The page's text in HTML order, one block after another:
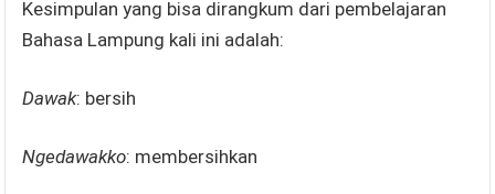
Kesimpulan yang bisa dirangkum dari pembelajaran
Bahasa Lampung kali ini adalah:
Dawak: bersih
Ngedawakko: membersihkan